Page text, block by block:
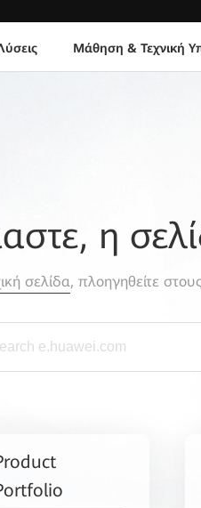
Μάθηση & Τεχνική
η
σελίδα, πλοηγηθείτε